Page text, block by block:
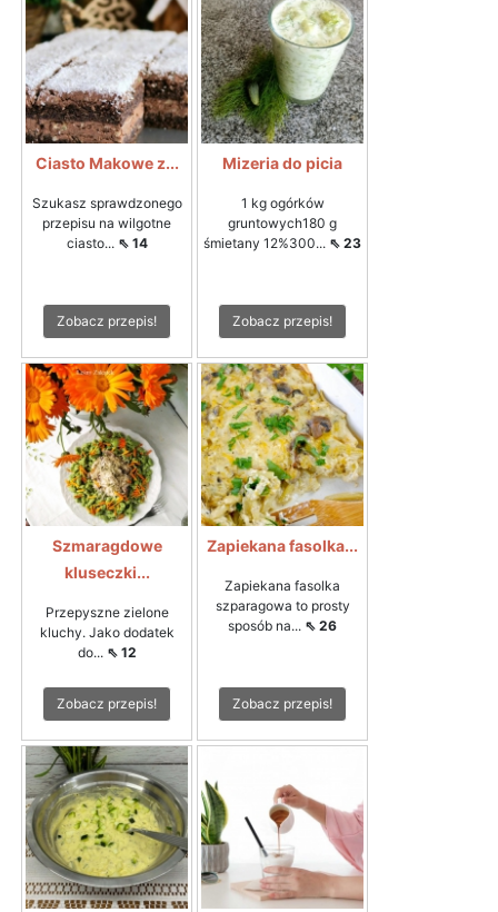
Ciasto Makowe z...
Szukasz sprawdzonego
przepisu na wilgotne
ciasto... ⇖ 14
Zobacz przepis!
Mizeria do picia
1 kg ogórków
gruntowych180 g
śmietany 12%300... ⇖ 23
Zobacz przepis!
Szmaragdowe
kluseczki...
Przepyszne zielone
kluchy. Jako dodatek
do... ⇖ 12
Zobacz przepis!
Zapiekana fasolka...
Zapiekana fasolka
szparagowa to prosty
sposób na... ⇖ 26
Zobacz przepis!